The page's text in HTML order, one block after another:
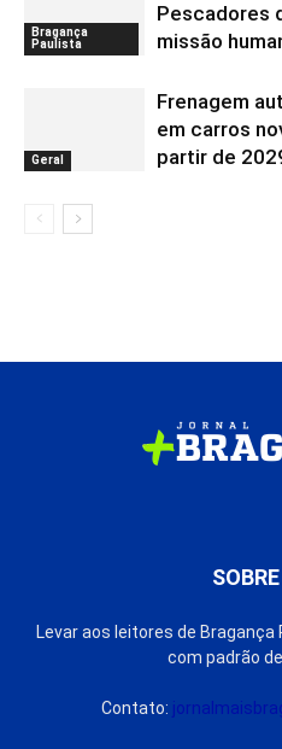
Bragança
Paulista
Pescadores
missão
Geral
Frenagem
em carros
partir de
Levar aos leitores de
com padrão
Contato: